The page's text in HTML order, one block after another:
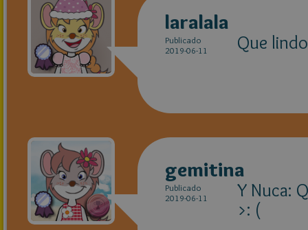
laralala
Publicado
2019-06-11
Que
gemitina
Publicado
2019-06-11
Y Nuca:
>: (